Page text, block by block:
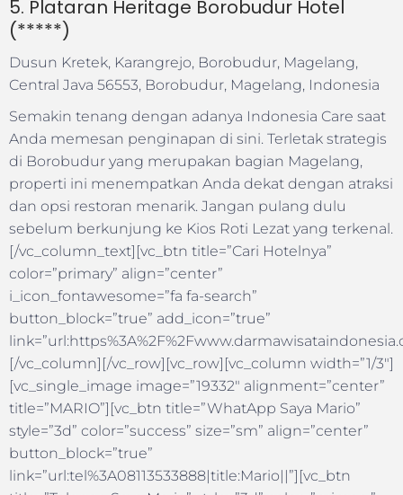
5. Plataran Heritage Borobudur Hotel
(*****)
Dusun Kretek, Karangrejo, Borobudur, Magelang,
Central Java 56553, Borobudur, Magelang, Indonesia
Semakin tenang dengan adanya Indonesia Care saat
Anda memesan penginapan di sini. Terletak strategis
di Borobudur yang merupakan bagian Magelang,
properti ini menempatkan Anda dekat dengan atraksi
dan opsi restoran menarik. Jangan pulang dulu
sebelum berkunjung ke Kios Roti Lezat yang terkenal.
[/vc_column_text][vc_btn title=”Cari Hotelnya”
color=”primary” align=”center”
i_icon_fontawesome=”fa fa-search”
button_block=”true” add_icon=”true”
[/vc_column][/vc_row][vc_row][vc_column width=”1/3″]
[vc_single_image image=”19332″ alignment=”center”
title=”MARIO”][vc_btn title=”WhatApp Saya Mario”
style=”3d” color=”success” size=”sm” align=”center”
button_block=”true”
link=”url:tel%3A08113533888|title:Mario||”][vc_btn